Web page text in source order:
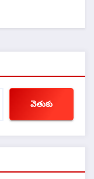
వెతుకు